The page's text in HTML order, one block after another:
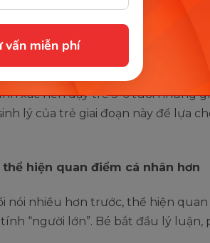
vấn miễn phílý của trẻ 5-6 tuổi
xác nên dạy trẻ 5-6 tuổi những
lý của trẻ giai đoạn này để lựa
hiện quan điểm cá nhân hơn
nói nhiều hơn trước, thể hiện
“người lớn”. Bé bắt đầu lý luận,